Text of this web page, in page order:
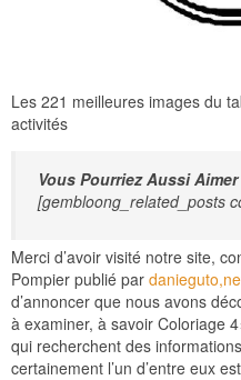
Les 221 meilleures images du
activités
Vous Pourriez Aussi
[gembloong_related_posts
Merci d’avoir visité notre site,
Pompier publié par
d’annoncer que nous avons
à examiner, à savoir Coloriage
qui recherchent des
certainement l’un d’entre eux